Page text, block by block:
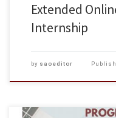
Extended
Internship
by saoeditor